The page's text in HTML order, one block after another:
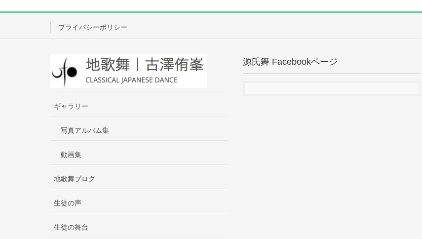
プライバシーポリシー
ギャラリー
写真アルバム集
動画集
地歌舞ブログ
生徒の声
生徒の舞台
源氏舞 Facebookページ